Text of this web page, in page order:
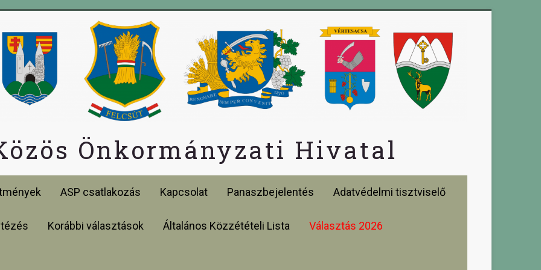
Önkormányzati Hivatal
ASP csatlakozás Kapcsolat Panaszbejelentés Adatvédelmi tisztviselő
Korábbi választások Általános Közzétételi Lista Választás 2026